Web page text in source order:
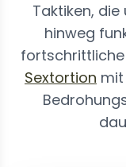
Taktiken,
hinweg
fortschrittliche
Sextortion